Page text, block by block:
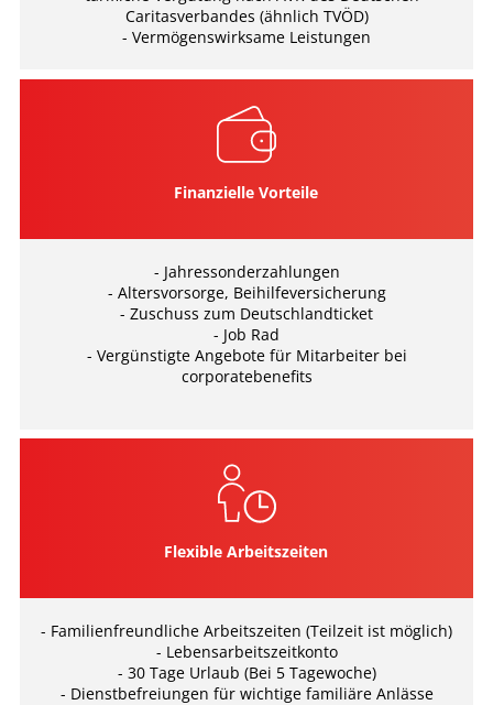
Caritasverbandes (ähnlich TVÖD)
- Vermögenswirksame Leistungen
Finanzielle Vorteile
- Jahressonderzahlungen
- Altersvorsorge, Beihilfeversicherung
- Zuschuss zum Deutschlandticket
- Job Rad
- Vergünstigte Angebote für Mitarbeiter bei
corporatebenefits
Flexible Arbeitszeiten
- Familienfreundliche Arbeitszeiten (Teilzeit ist möglich)
- Lebensarbeitszeitkonto
- 30 Tage Urlaub (Bei 5 Tagewoche)
- Dienstbefreiungen für wichtige familiäre Anlässe